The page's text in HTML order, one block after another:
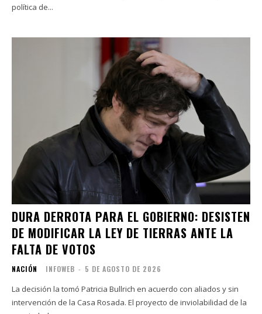
política de...
DURA DERROTA PARA EL GOBIERNO: DESISTEN
DE MODIFICAR LA LEY DE TIERRAS ANTE LA
FALTA DE VOTOS
NACIÓN INFOWEB - 5 DE AGOSTO DE 2026
La decisión la tomó Patricia Bullrich en acuerdo con aliados y sin
intervención de la Casa Rosada. El proyecto de inviolabilidad de la